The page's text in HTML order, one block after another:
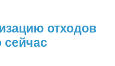
отходов